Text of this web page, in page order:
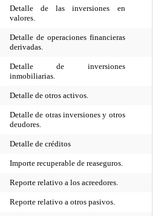
Detalle de las inversiones en
valores.
Detalle de operaciones financieras
derivadas.
Detalle de inversiones
inmobiliarias.
Detalle de otros activos.
Detalle de otras inversiones y otros
deudores.
Detalle de créditos
Importe recuperable de reaseguros.
Reporte relativo a los acreedores.
Reporte relativo a otros pasivos.